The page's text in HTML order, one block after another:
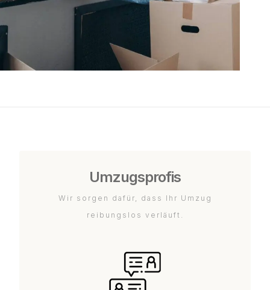
Umzugsprofis
Wir sorgen dafür, dass Ihr Umzug
reibungslos verläuft.